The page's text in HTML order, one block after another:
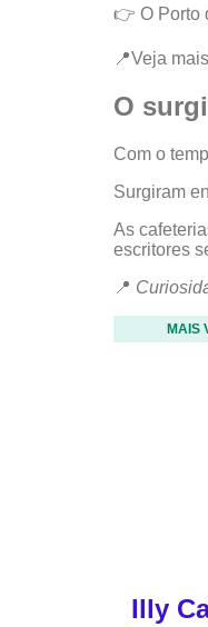
👉 O Porto
📍Veja
O
Com o
Surgiram
As
escritores
📍
MAIS
Illy